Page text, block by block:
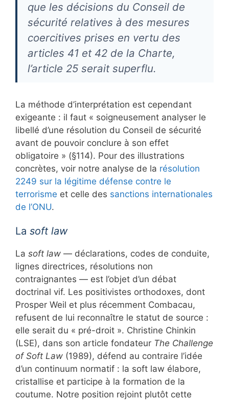
que les décisions du Conseil de
sécurité relatives à des mesures
coercitives prises en vertu des
articles 41 et 42 de la Charte,
l’article 25 serait superflu.
La méthode d’interprétation est cependant
exigeante : il faut « soigneusement analyser le
libellé d’une résolution du Conseil de sécurité
avant de pouvoir conclure à son effet
obligatoire » (§114). Pour des illustrations
concrètes, voir notre analyse de la résolution
2249 sur la légitime défense contre le
terrorisme et celle des sanctions internationales
de l’ONU.
La soft law
La soft law — déclarations, codes de conduite,
lignes directrices, résolutions non
contraignantes — est l’objet d’un débat
doctrinal vif. Les positivistes orthodoxes, dont
Prosper Weil et plus récemment Combacau,
refusent de lui reconnaître le statut de source :
elle serait du « pré-droit ». Christine Chinkin
(LSE), dans son article fondateur The Challenge
of Soft Law (1989), défend au contraire l’idée
d’un continuum normatif : la soft law élabore,
cristallise et participe à la formation de la
coutume. Notre position rejoint plutôt cette